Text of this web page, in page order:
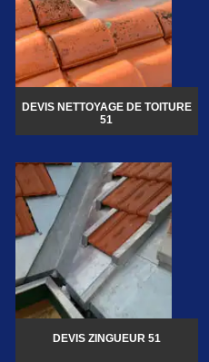
DEVIS NETTOYAGE DE TOITURE
51
DEVIS ZINGUEUR 51